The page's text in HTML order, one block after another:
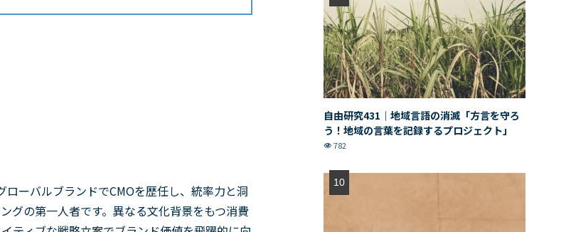
ーバルブランドでCMOを歴任し、統率力と洞
グの第一人者です。異なる文化背景をもつ消費
自由研究431｜地域言語の消滅「方言を守ろ
う！地域の言葉を記録するプロジェクト」
782